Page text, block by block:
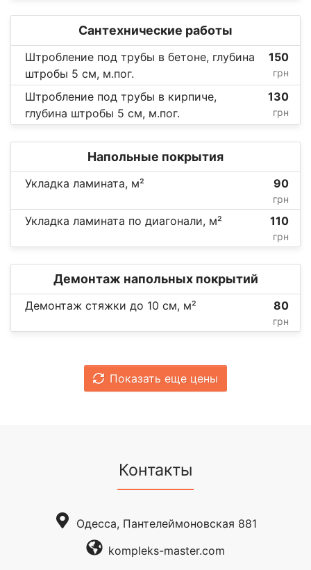
Сантехнические работы
Штробление под трубы в бетоне, глубина
штробы 5 см, м.пог.
150
грн
Штробление под трубы в кирпиче,
глубина штробы 5 см, м.пог.
130
грн
Напольные покрытия
Укладка ламината, м² 90
грн
Укладка ламината по диагонали, м² 110
грн
Демонтаж напольных покрытий
Демонтаж стяжки до 10 см, м² 80
грн
Показать еще цены
Контакты
Одесса, Пантелеймоновская 881
kompleks-master.com